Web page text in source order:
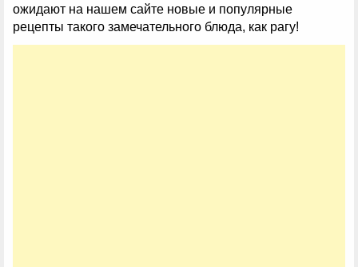
ожидают на нашем сайте новые и популярные
рецепты такого замечательного блюда, как рагу!